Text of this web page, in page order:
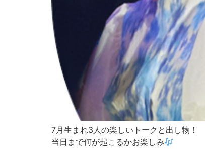
7月生まれ3人の楽しいトークと出し物！
当日まで何が起こるかお楽しみ